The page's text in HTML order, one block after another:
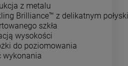
z metalu
Brilliance™ z delikatnym
szkła
wysokości
do poziomowania
wykonania